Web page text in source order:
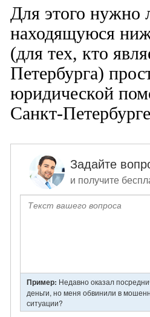
Для этого нужно
находящуюся
(для тех, кто
Петербурга)
юридической
Санкт-